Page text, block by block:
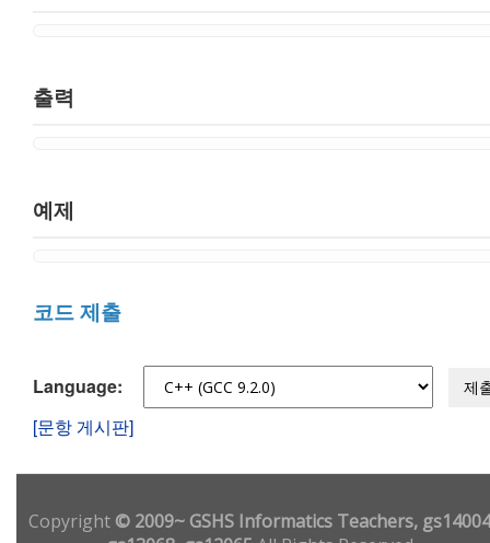
출력
예제
코드 제출
Language: 제
[문항 게시판]
Copyright© 2009~ GSHS Informatics Teachers,